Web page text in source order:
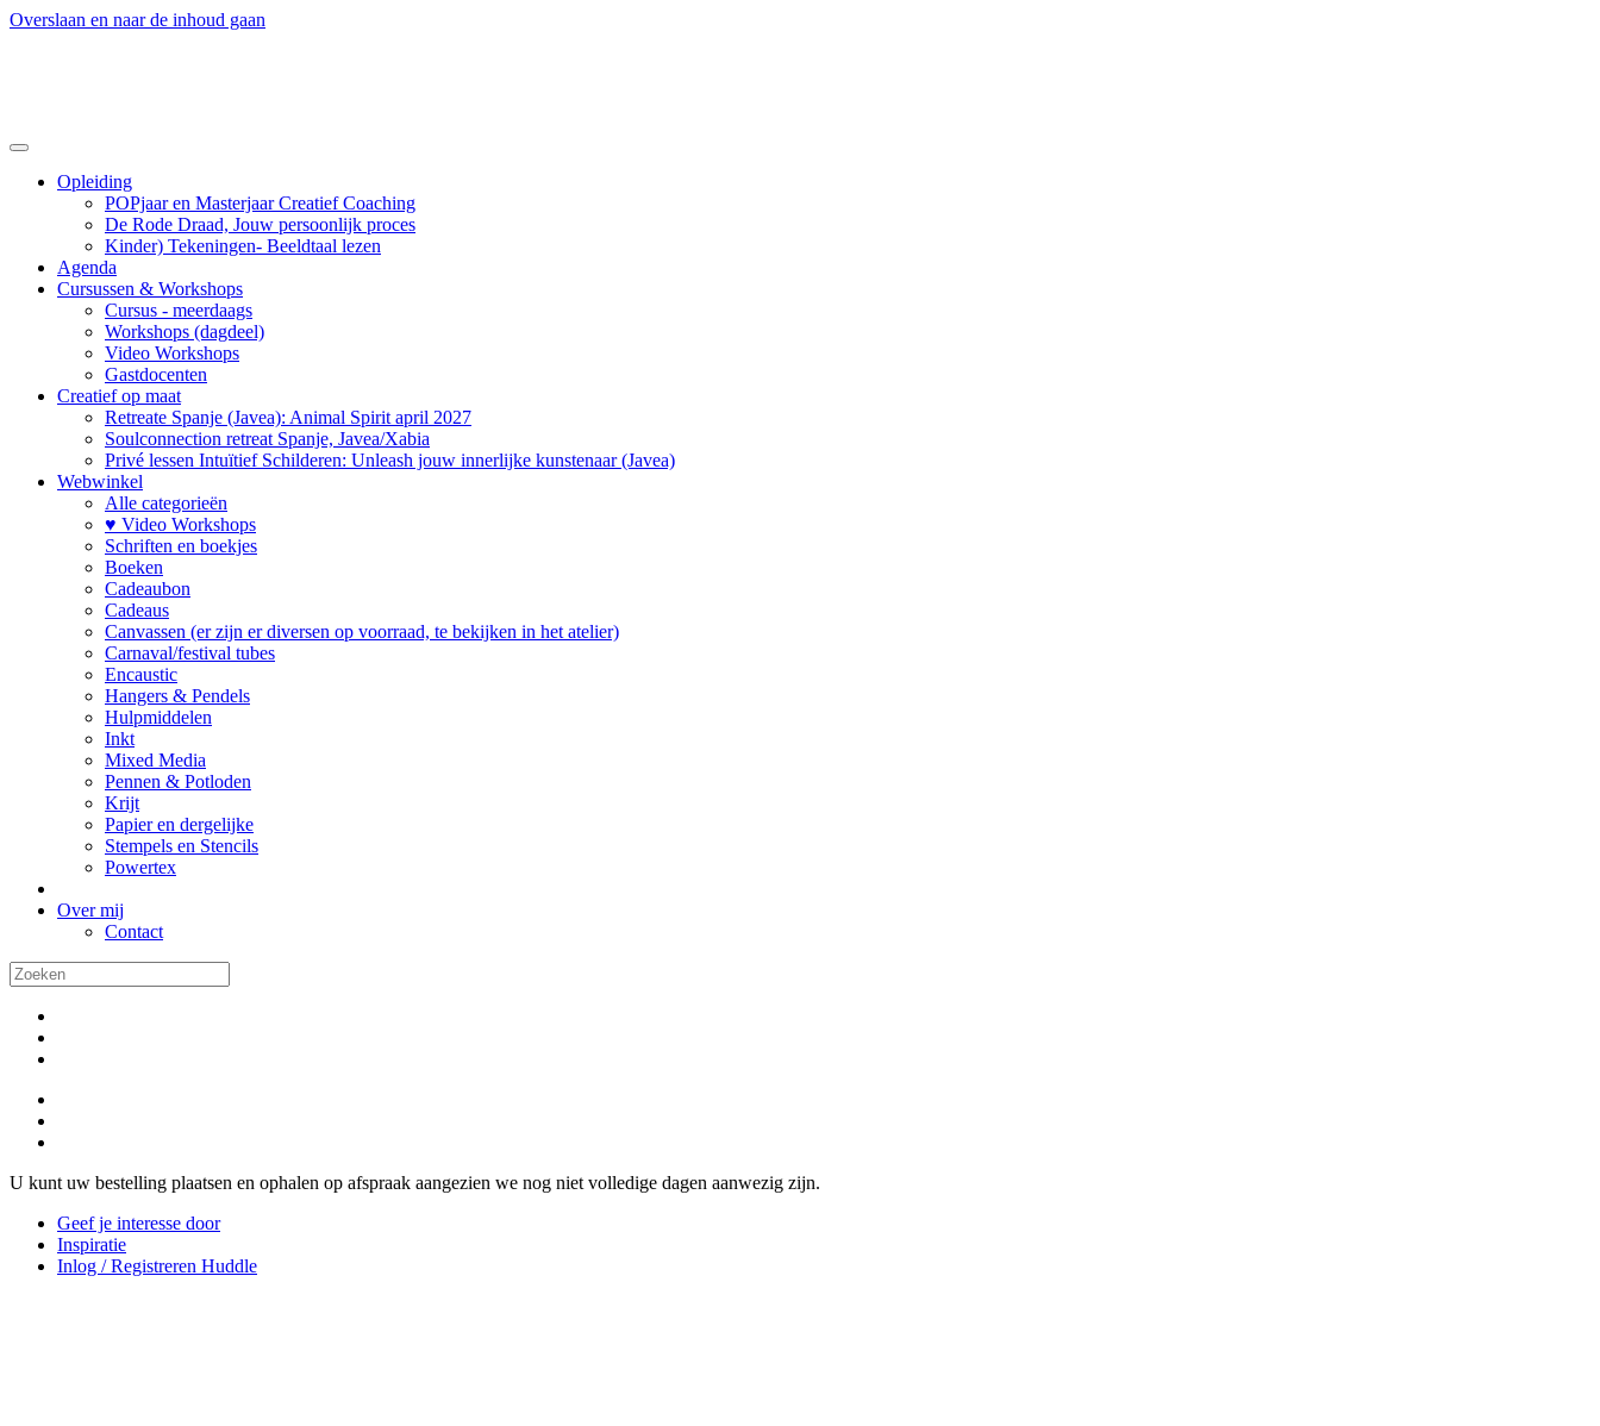
Overslaan en naar de inhoud gaan
Opleiding
POPjaar en Masterjaar Creatief Coaching
De Rode Draad, Jouw persoonlijk proces
Kinder) Tekeningen- Beeldtaal lezen
Agenda
Cursussen & Workshops
Cursus - meerdaags
Workshops (dagdeel)
Video Workshops
Gastdocenten
Creatief op maat
Retreate Spanje (Javea): Animal Spirit april 2027
Soulconnection retreat Spanje, Javea/Xabia
Privé lessen Intuïtief Schilderen: Unleash jouw innerlijke kunstenaar (Javea)
Webwinkel
Alle categorieën
♥ Video Workshops
Schriften en boekjes
Boeken
Cadeaubon
Cadeaus
Canvassen (er zijn er diversen op voorraad, te bekijken in het atelier)
Carnaval/festival tubes
Encaustic
Hangers & Pendels
Hulpmiddelen
Inkt
Mixed Media
Pennen & Potloden
Krijt
Papier en dergelijke
Stempels en Stencils
Powertex
Over mij
Contact
U kunt uw bestelling plaatsen en ophalen op afspraak aangezien we nog niet volledige dagen aanwezig zijn.
Geef je interesse door
Inspiratie
Inlog / Registreren Huddle